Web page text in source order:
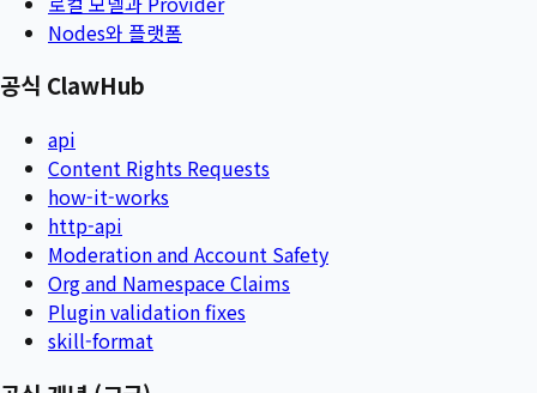
Nodes와 플랫폼
공식 ClawHub
api
Content Rights Requests
how-it-works
http-api
Moderation and Account Safety
Org and Namespace Claims
Plugin validation fixes
skill-format